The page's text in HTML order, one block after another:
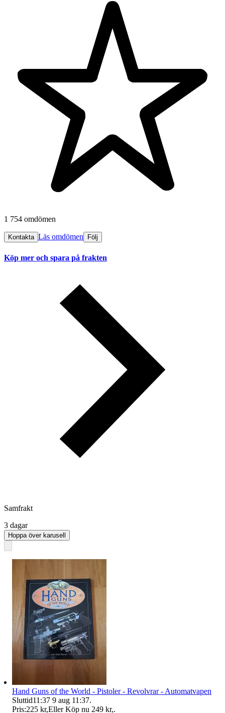
1 754 omdömen
Kontakta Läs omdömen Följ
Köp mer och spara på frakten
Samfrakt
3 dagar
Hoppa över karusell
Hand Guns of the World - Pistoler - Revolvrar - Automatvapen
Sluttid11:37 9 aug 11:37.
Pris:225 kr,Eller Köp nu 249 kr,.